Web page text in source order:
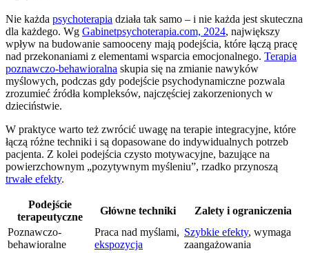
Nie każda psychoterapia działa tak samo – i nie każda jest skuteczna
dla każdego. Wg Gabinetpsychoterapia.com, 2024, największy
wpływ na budowanie samooceny mają podejścia, które łączą pracę
nad przekonaniami z elementami wsparcia emocjonalnego. Terapia
poznawczo-behawioralna skupia się na zmianie nawyków
myślowych, podczas gdy podejście psychodynamiczne pozwala
zrozumieć źródła kompleksów, najczęściej zakorzenionych w
dzieciństwie.
W praktyce warto też zwrócić uwagę na terapie integracyjne, które
łączą różne techniki i są dopasowane do indywidualnych potrzeb
pacjenta. Z kolei podejścia czysto motywacyjne, bazujące na
powierzchownym „pozytywnym myśleniu”, rzadko przynoszą
trwałe efekty.
Podejście
terapeutyczne
Główne techniki
Zalety i ograniczenia
Poznawczo-
behawioralne
Praca nad myślami,
ekspozycja
Szybkie efekty, wymaga
zaangażowania